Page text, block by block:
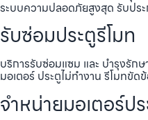
ระบบความปลอดภัยสูงสุด รับป
รับซ่อมประตูรีโมท
บริการรับซ่อมแซม และ บำรุงรัก
มอเตอร์ ประตูไม่ทำงาน รีโมทขั
จำหน่ายมอเตอร์ป